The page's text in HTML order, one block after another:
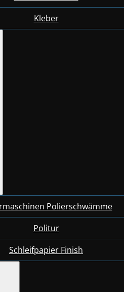
Kleber
Polierschwämme
Politur
Schleifpapier Finish